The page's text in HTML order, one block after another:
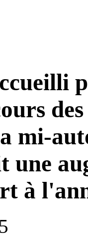
mi-
une
à